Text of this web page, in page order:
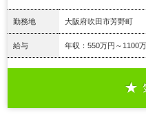
勤務地 大阪府吹田市芳野町
給与 年収：550万円～1100